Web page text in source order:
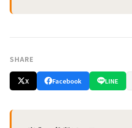
SHARE
X Facebook LINE